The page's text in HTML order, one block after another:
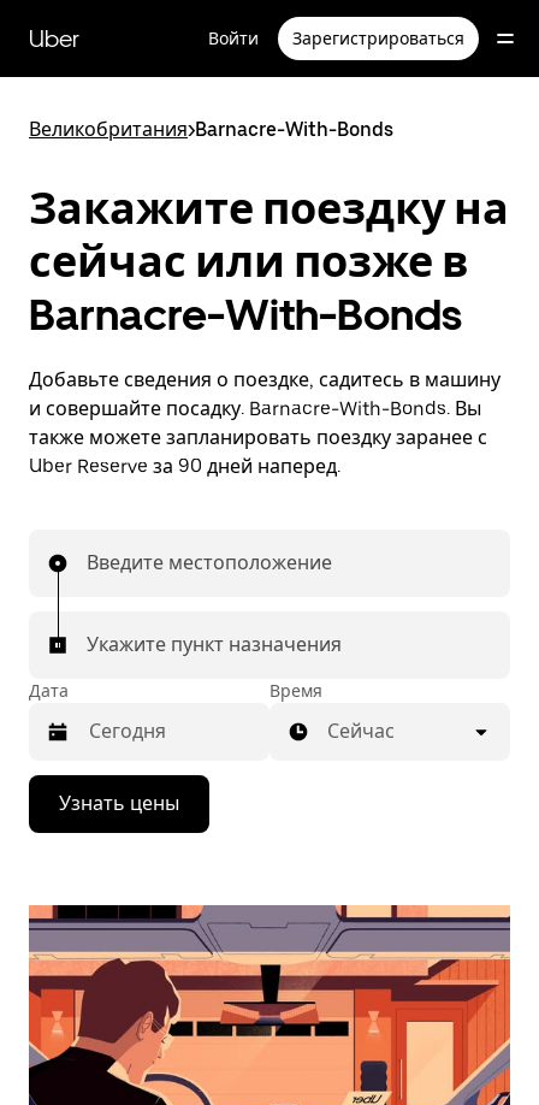
перейти
к
содержимому
Uber Войти Зарегистрироваться
Великобритания>Barnacre-With-Bonds
Закажите поездку на
сейчас или позже в
Barnacre-With-Bonds
Добавьте сведения о поездке, садитесь в машину
и совершайте посадку. Barnacre-With-Bonds. Вы
также можете запланировать поездку заранее с
Uber Reserve за 90 дней наперед.
Введите местоположение
Укажите пункт назначения
Дата
Нажмите
стрелку
вниз,
календарю
выбрать
дату.
Чтобы
закрыть
календарь,
нажмите
Esc.
Время
Сейчас
Узнать цены